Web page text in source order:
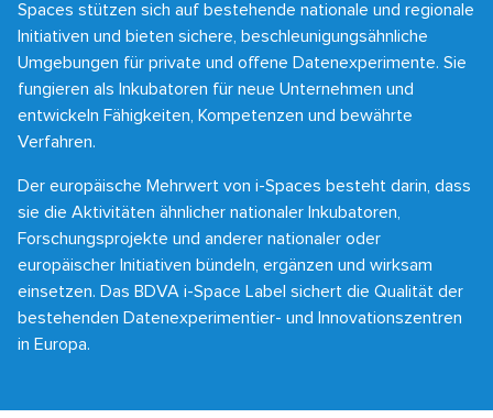
Spaces stützen sich auf bestehende nationale und regionale
Initiativen und bieten sichere, beschleunigungsähnliche
Umgebungen für private und offene Datenexperimente. Sie
fungieren als Inkubatoren für neue Unternehmen und
entwickeln Fähigkeiten, Kompetenzen und bewährte
Verfahren.
Der europäische Mehrwert von i-Spaces besteht darin, dass
sie die Aktivitäten ähnlicher nationaler Inkubatoren,
Forschungsprojekte und anderer nationaler oder
europäischer Initiativen bündeln, ergänzen und wirksam
einsetzen. Das BDVA i-Space Label sichert die Qualität der
bestehenden Datenexperimentier- und Innovationszentren
in Europa.